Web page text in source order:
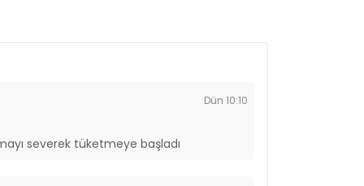
Dün 10:10
severek tüketmeye başladı